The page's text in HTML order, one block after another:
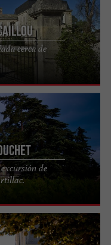
cerca de
de